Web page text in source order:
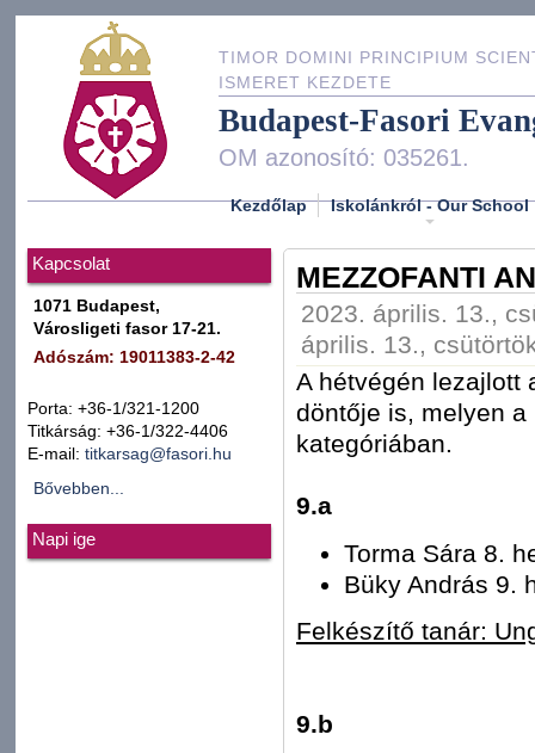
TIMOR DOMINI PRINCIPIUM
ISMERET KEZDETE
Budapest-Fasori
OM azonosító: 035261.
Kezdőlap Iskolánkról - Our School
Kapcsolat
1071 Budapest,
Városligeti fasor 17-21.
Adószám: 19011383-2-42
Porta: +36-1/321-1200
Titkárság: +36-1/322-4406
E-mail: titkarsag@fasori.hu
Bővebben...
Napi ige
MEZZOFANTI
2023. április. 13.,
április. 13.,
A hétvégén lezajlott
döntője is, melyen
kategóriában.
9.a
Torma Sára 8.
Büky András 9.
Felkészítő tanár:
9.b